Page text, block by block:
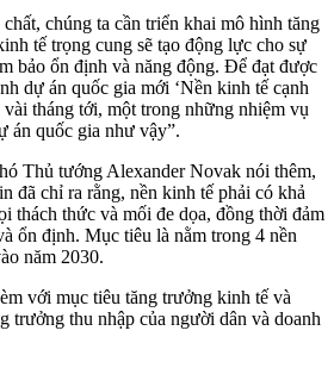
chúng ta cần triển khai mô hình tăng
tế trọng cung sẽ tạo động lực cho sự
bảo ổn định và năng động. Để đạt được
dự án quốc gia mới ‘Nền kinh tế cạnh
vài tháng tới, một trong những nhiệm vụ
án quốc gia như vậy”.
Thủ tướng Alexander Novak nói thêm,
đã chỉ ra rằng, nền kinh tế phải có khả
thách thức và mối đe dọa, đồng thời đảm
ổn định. Mục tiêu là nằm trong 4 nền
năm 2030.
với mục tiêu tăng trưởng kinh tế và
trưởng thu nhập của người dân và doanh